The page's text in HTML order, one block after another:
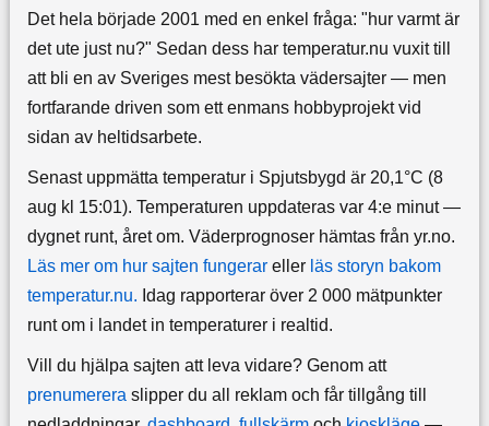
Det hela började 2001 med en enkel fråga: "hur varmt är
det ute just nu?" Sedan dess har temperatur.nu vuxit till
att bli en av Sveriges mest besökta vädersajter — men
fortfarande driven som ett enmans hobbyprojekt vid
sidan av heltidsarbete.
Senast uppmätta temperatur i Spjutsbygd är 20,1°C (8
aug kl 15:01). Temperaturen uppdateras var 4:e minut —
dygnet runt, året om. Väderprognoser hämtas från yr.no.
Läs mer om hur sajten fungerareller läs storyn bakom
temperatur.nu. Idag rapporterar över 2 000 mätpunkter
runt om i landet in temperaturer i realtid.
Vill du hjälpa sajten att leva vidare? Genom att
prenumereraslipper du all reklam och får tillgång till